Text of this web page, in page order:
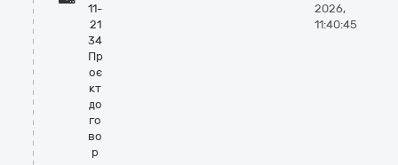
11-
21
34
Пр
оє
кт
до
го
во
р
2026,
11:40:45